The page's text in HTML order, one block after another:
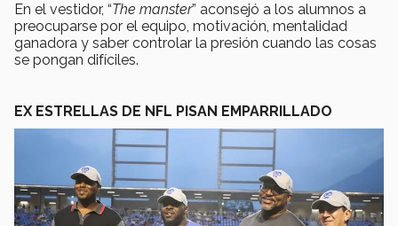
En el vestidor, “The manster” aconsejó a los alumnos a
preocuparse por el equipo, motivación, mentalidad
ganadora y saber controlar la presión cuando las cosas
se pongan difíciles.
EX ESTRELLAS DE NFL PISAN EMPARRILLADO